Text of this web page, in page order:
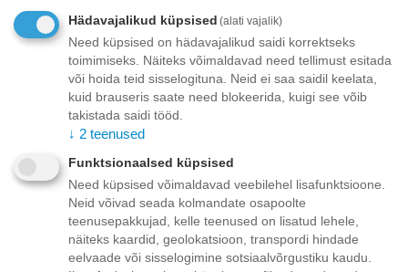
Tasuta kohaletoimetamine teie ukse taha tellimustele üle
70.00 euro!
Saatmiskulud kuni 69,99 eurot:
Venipaki kullerteenus – 10.00 EUR
Unisend pakiautomaat - 3,50 eurot
Omniva pakiautomaat - 5,00 eurot
Makse
Kirjeldus
Hädavajalikud küpsised (alati vajalik)
Need küpsised on hädavajalikud saidi korrektseks
toimimiseks. Näiteks võimaldavad need tellimust esitada
või hoida teid sisselogituna. Neid ei saa saidil keelata,
kuid brauseris saate need blokeerida, kuigi see võib
takistada saidi tööd.
↓ 2 teenused
Funktsionaalsed küpsised
Need küpsised võimaldavad veebilehel lisafunktsioone.
Neid võivad seada kolmandate osapoolte
teenusepakkujad, kelle teenused on lisatud lehele,
näiteks kaardid, geolokatsioon, transpordi hindade
eelvaade või sisselogimine sotsiaalvõrgustiku kaudu.